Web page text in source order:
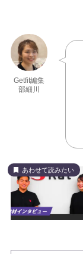
Getfit編集
部細川
あわせて読みたい